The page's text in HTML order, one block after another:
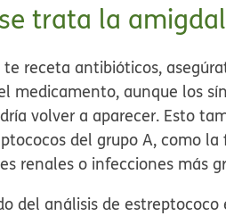
trata la
te receta antibióticos,
medicamento, aunque los
volver a aparecer. Esto
del grupo A, como
renales o infecciones más
del análisis de